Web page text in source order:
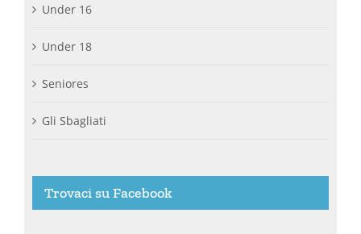
Under 16
Under 18
Seniores
Gli Sbagliati
Trovaci su Facebook